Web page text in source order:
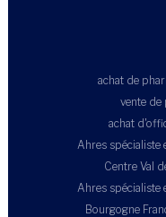
achat de
vente de
achat
Ahres spécialiste
Centre Val
Ahres spécialiste
Bourgogne